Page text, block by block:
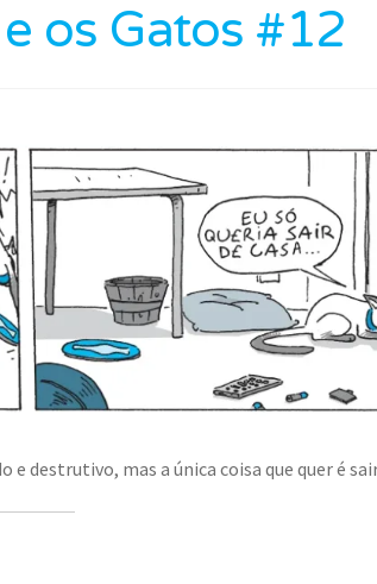
os Gatos #12
destrutivo, mas a única coisa que quer é sair